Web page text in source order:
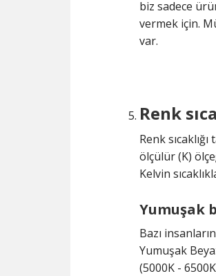
biz sadece
vermek için.
var.
Renk
Renk
ölçülür (K)
Kelvin
Yumuşak
Bazı
Yumuşak
(5000K -